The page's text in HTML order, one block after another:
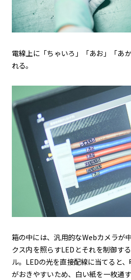
電線上に「ちゃいろ」「あお」「あ
れる。
箱の中には、汎用的なWebカメラが
クス内を照らすLEDとそれを制御す
ル。LEDの光を直接配線に当てると
がおきやすいため、白い紙を一枚通